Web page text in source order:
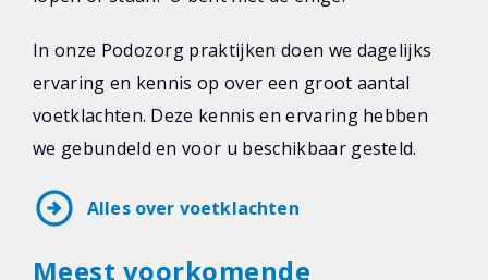
In onze Podozorg praktijken doen we dagelijks
ervaring en kennis op over een groot aantal
voetklachten. Deze kennis en ervaring hebben
we gebundeld en voor u beschikbaar gesteld.
arrow_circle_right Alles over voetklachten
Meest voorkomende